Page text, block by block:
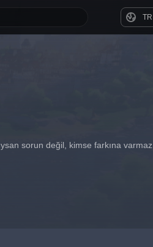
TR
sorun değil, kimse farkına